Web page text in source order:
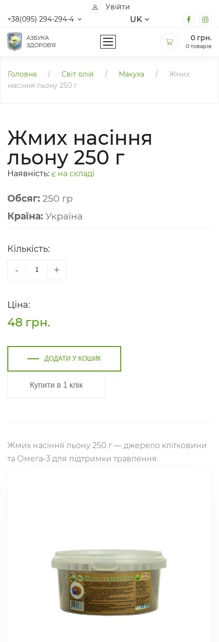
Увійти
+38(095) 294-294-4
UK
АЗБУКА
ЗДОРОВ'Я
0 грн.
0 товарів
Головна / Світ олій / Макуха /
Жмих
насіння льону 250 г
Жмих насіння
льону 250 г
Наявність: є на складі
Обсяг: 250 гр
Країна: Україна
Кількість:
- +
Ціна:
48 грн.
ДОДАТИ У КОШИК
Купити в 1 клік
Жмих насіння льону 250 г — джерело клітковини
та Омега-3 для підтримки травлення.